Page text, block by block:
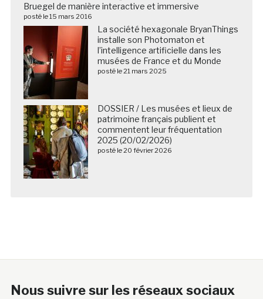
Bruegel de manière interactive et immersive
posté le 15 mars 2016
La société hexagonale BryanThings
installe son Photomaton et
l’intelligence artificielle dans les
musées de France et du Monde
posté le 21 mars 2025
DOSSIER / Les musées et lieux de
patrimoine français publient et
commentent leur fréquentation
2025 (20/02/2026)
posté le 20 février 2026
Nous suivre sur les réseaux sociaux